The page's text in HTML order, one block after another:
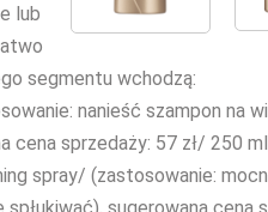
lub
segmentu wchodzą:
nanieść szampon na
cena sprzedaży: 57 zł/ 250
spray/ (zastosowanie: